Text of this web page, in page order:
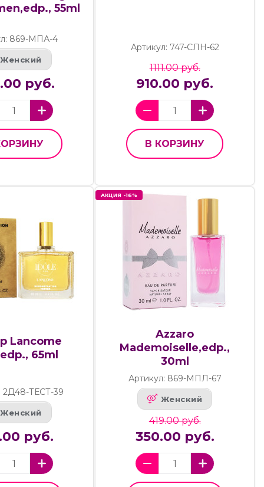
55ml
869-МПА-4
Женский
руб.
Артикул: 747-СЛН-62
1111.00 руб.
910.00 руб.
В КОРЗИНУ
Lancome
65ml
2Д48-ТЕСТ-39
Женский
руб.
АКЦИЯ -16%
Azzaro
Mademoiselle,edp.,
30ml
Артикул: 869-МПЛ-67
Женский
419.00 руб.
350.00 руб.